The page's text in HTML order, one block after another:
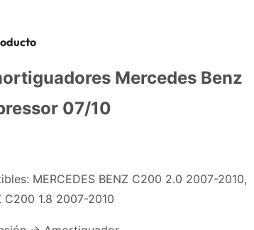
Mercedes Benz
07/10
MERCEDES BENZ C200 2.0 2007-2010,
C200 1.8 2007-2010